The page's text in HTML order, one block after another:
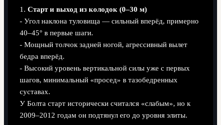
1. Старт и выход из колодок (0–30 м)
- Угол наклона туловища — сильный вперёд, примерно
40–45° в первые шаги.
- Мощный толчок задней ногой, агрессивный вылет
бедра вперёд.
- Высокий уровень вертикальной силы уже с первых
шагов, минимальный «просед» в тазобедренных
суставах.
У Болта старт исторически считался «слабым», но к
2009–2012 годам он подтянул его до уровня элиты.